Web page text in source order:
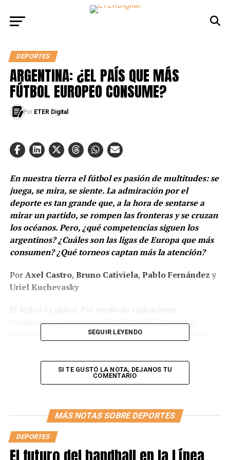
DEPORTES
ARGENTINA: ¿EL PAÍS QUE MÁS
FÚTBOL EUROPEO CONSUME?
Por ETER Digital
En nuestra tierra el fútbol es pasión de multitudes: se
juega, se mira, se siente. La admiración por el
deporte es tan grande que, a la hora de sentarse a
mirar un partido, se rompen las fronteras y se cruzan
los océanos. Pero, ¿qué competencias siguen los
argentinos? ¿Cuáles son las ligas de Europa que más
consumen? ¿Qué torneos captan más la atención?
PorAxel Castro, Bruno Cativiela, Pablo Fernández y
Uriel Kuchevasky
El fútbol es global. Por medio de aplicaciones,
resúmenes en programas de televisión, internet o
transmisiones vía streaming, cualquier persona puede
planeta. Así, en Argentina, se generó un consumo
maximizado de ligas extranjeras que data desde la última
década del siglo pasado. Son torneos ajenos, lejanos,
fanáticos del fútbol.
Hoy en día, el continente europeo domina la escena del
fútbol mundial. Según una encuesta realizada por
estudiantes de Periodismo Deportivo de ETER,
405
SEGUIR LEYENDO
SI TE GUSTÓ LA NOTA, DEJANOS TU
COMENTARIO
MÁS NOTAS SOBRE DEPORTES
DEPORTES